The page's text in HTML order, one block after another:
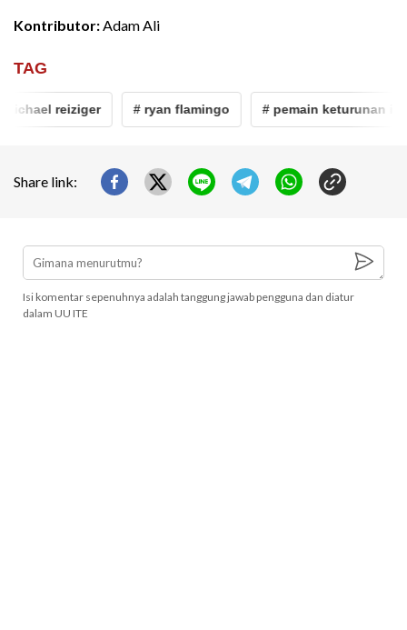
Kontributor:Adam Ali
TAG
reiziger # ryan flamingo # pemain keturunan
Share link:
Isi komentar sepenuhnya adalah tanggung jawab pengguna dan diatur
dalam UU ITE